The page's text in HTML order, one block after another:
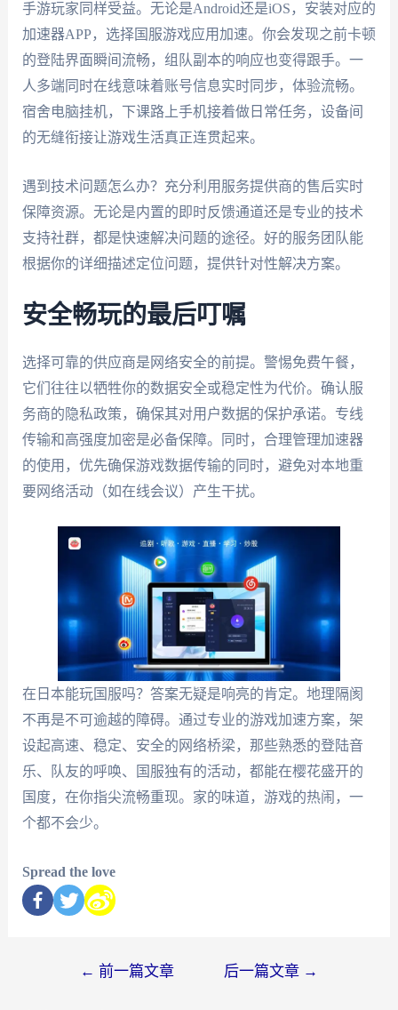
手游玩家同样受益。无论是Android还是iOS，安装对应的
加速器APP，选择国服游戏应用加速。你会发现之前卡顿
的登陆界面瞬间流畅，组队副本的响应也变得跟手。一
人多端同时在线意味着账号信息实时同步，体验流畅。
宿舍电脑挂机，下课路上手机接着做日常任务，设备间
的无缝衔接让游戏生活真正连贯起来。
遇到技术问题怎么办？充分利用服务提供商的售后实时
保障资源。无论是内置的即时反馈通道还是专业的技术
支持社群，都是快速解决问题的途径。好的服务团队能
根据你的详细描述定位问题，提供针对性解决方案。
安全畅玩的最后叮嘱
选择可靠的供应商是网络安全的前提。警惕免费午餐，
它们往往以牺牲你的数据安全或稳定性为代价。确认服
务商的隐私政策，确保其对用户数据的保护承诺。专线
传输和高强度加密是必备保障。同时，合理管理加速器
的使用，优先确保游戏数据传输的同时，避免对本地重
要网络活动（如在线会议）产生干扰。
在日本能玩国服吗？答案无疑是响亮的肯定。地理隔阂
不再是不可逾越的障碍。通过专业的游戏加速方案，架
设起高速、稳定、安全的网络桥梁，那些熟悉的登陆音
乐、队友的呼唤、国服独有的活动，都能在樱花盛开的
国度，在你指尖流畅重现。家的味道，游戏的热闹，一
个都不会少。
Spread the love
← 前一篇文章 后一篇文章 →